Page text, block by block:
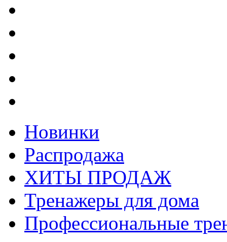
Новинки
Распродажа
ХИТЫ ПРОДАЖ
Тренажеры для дома
Профессиональные